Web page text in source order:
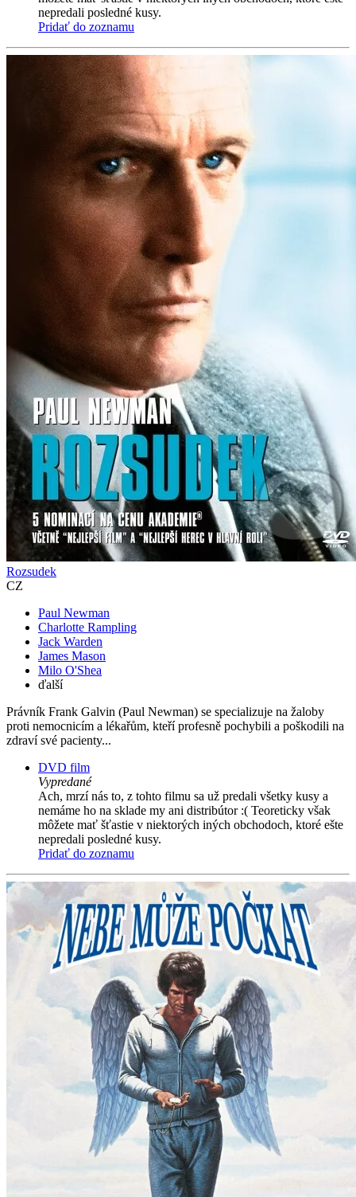
nepredali posledné kusy.
Pridať do zoznamu
Rozsudek
CZ
Paul Newman
Charlotte Rampling
Jack Warden
James Mason
Milo O'Shea
ďalší
Právník Frank Galvin (Paul Newman) se specializuje na žaloby
proti nemocnicím a lékařům, kteří profesně pochybili a poškodili na
zdraví své pacienty...
DVD film
Vypredané
Ach, mrzí nás to, z tohto filmu sa už predali všetky kusy a
nemáme ho na sklade my ani distribútor :( Teoreticky však
môžete mať šťastie v niektorých iných obchodoch, ktoré ešte
nepredali posledné kusy.
Pridať do zoznamu